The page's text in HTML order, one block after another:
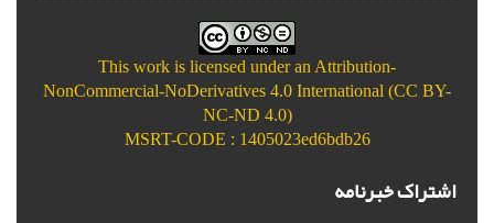
This work is licensed under an Attribution-
NonCommercial-NoDerivatives 4.0 International (CC BY-
NC-ND 4.0)
MSRT-CODE : 1405023ed6bdb26
اشتراک خبرنامه